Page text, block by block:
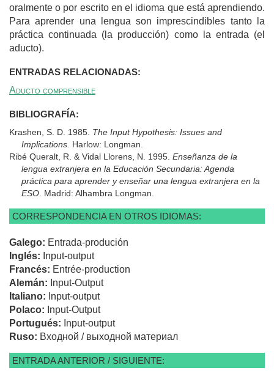
oralmente o por escrito en el idioma que está aprendiendo.
Para aprender una lengua son imprescindibles tanto la
práctica continuada (la producción) como la entrada (el
aducto).
ENTRADAS RELACIONADAS:
Aducto comprensible
BIBLIOGRAFÍA:
Krashen, S. D. 1985. The Input Hypothesis: Issues and
Implications. Harlow: Longman.
Ribé Queralt, R. & Vidal Llorens, N. 1995. Enseñanza de la
lengua extranjera en la Educación Secundaria: Agenda
práctica para aprender y enseñar una lengua extranjera en la
ESO . Madrid: Alhambra Longman.
CORRESPONDENCIA EN OTROS IDIOMAS:
Galego: Entrada-produción
Inglés: Input-output
Francés: Entrée-production
Alemán: Input-Output
Italiano: Input-output
Polaco: Input-Output
Portugués: Input-output
Ruso: Входной / выходной материал
ENTRADA ANTERIOR / SIGUIENTE: